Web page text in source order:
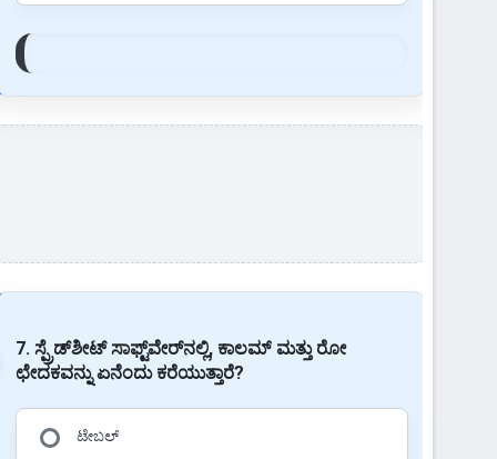
7. ಸ್ಪ್ರೆಡ್‌ಶೀಟ್ ಸಾಫ್ಟ್‌ವೇರ್‌ನಲ್ಲಿ, ಕಾಲಮ್ ಮತ್ತು ರೋ
ಛೇದಕವನ್ನು ಏನೆಂದು ಕರೆಯುತ್ತಾರೆ?
ಟೇಬಲ್